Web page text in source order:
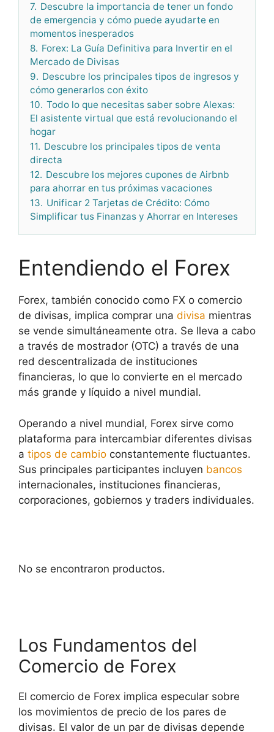
7. Descubre la importancia de tener un fondo
de emergencia y cómo puede ayudarte en
momentos inesperados
8. Forex: La Guía Definitiva para Invertir en el
Mercado de Divisas
9. Descubre los principales tipos de ingresos y
cómo generarlos con éxito
10. Todo lo que necesitas saber sobre Alexas:
El asistente virtual que está revolucionando el
hogar
11. Descubre los principales tipos de venta
directa
12. Descubre los mejores cupones de Airbnb
para ahorrar en tus próximas vacaciones
13. Unificar 2 Tarjetas de Crédito: Cómo
Simplificar tus Finanzas y Ahorrar en Intereses
Entendiendo el Forex
Forex, también conocido como FX o comercio
de divisas, implica comprar una divisa mientras
se vende simultáneamente otra. Se lleva a cabo
a través de mostrador (OTC) a través de una
red descentralizada de instituciones
financieras, lo que lo convierte en el mercado
más grande y líquido a nivel mundial.
Operando a nivel mundial, Forex sirve como
plataforma para intercambiar diferentes divisas
a tipos de cambio constantemente fluctuantes.
Sus principales participantes incluyen bancos
internacionales, instituciones financieras,
corporaciones, gobiernos y traders individuales.
No se encontraron productos.
Los Fundamentos del
Comercio de Forex
El comercio de Forex implica especular sobre
los movimientos de precio de los pares de
divisas. El valor de un par de divisas depende